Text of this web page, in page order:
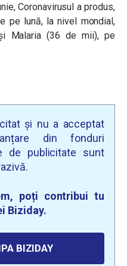
Coronavirusul a produs,
pe lună, la nivel mondial,
Malaria (36 de mii), pe
și nu a acceptat
din fonduri
de publicitate sunt
poți contribui tu
Biziday.
BIZIDAY